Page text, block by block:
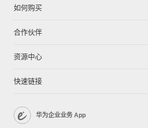
如何购买
合作伙伴
资源中心
快速链接
华为企业业务 App